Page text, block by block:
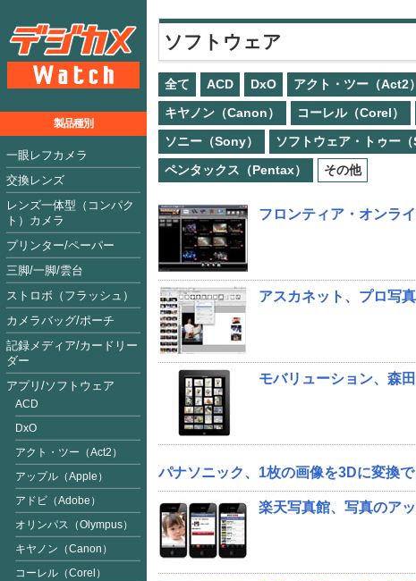
ソフトウェア
全て ACD DxO アクト・ツー（Act2）
キヤノン（Canon）
コーレル（Corel）
ソニー（Sony）
ソフトウェア・トゥー
ペンタックス（Pentax）
その他
フロンティア・オンラ
アスカネット、プロ写
モバリューション、森
パナソニック、1枚の画像を3Dに変換
楽天写真館、写真のア
製品種別
一眼レフカメラ
交換レンズ
レンズ一体型（コンパク
ト）カメラ
プリンター/ペーパー
三脚/一脚/雲台
ストロボ（フラッシュ）
カメラバッグ/ポーチ
記録メディア/カードリー
ダー
アプリ/ソフトウェア
ACD
DxO
アクト・ツー（Act2）
アップル（Apple）
アドビ（Adobe）
オリンパス（Olympus）
キヤノン（Canon）
コーレル（Corel）